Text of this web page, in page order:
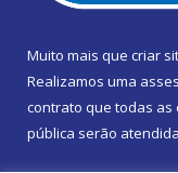
Muito mais que criar
Realizamos uma
contrato que todas as
pública serão